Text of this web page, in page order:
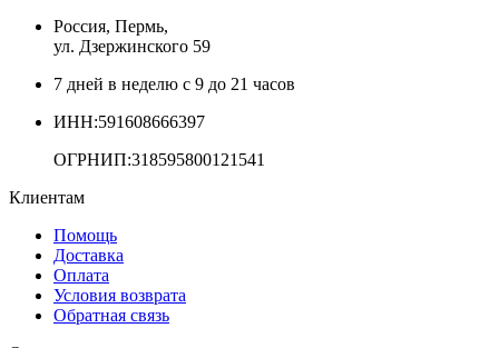
Россия, Пермь,
ул. Дзержинского 59
7 дней в неделю с 9 до 21 часов
ИНН:591608666397
ОГРНИП:318595800121541
Клиентам
Помощь
Доставка
Оплата
Условия возврата
Обратная связь